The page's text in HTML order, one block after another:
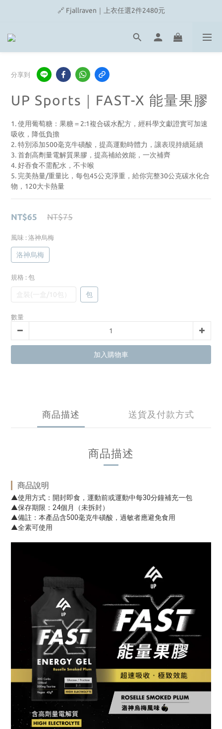
🔗 Snow Peak｜歡慶父親節滿4500即贈品牌方巾
🔗 Snow Peak｜歡慶父親節滿4500即贈品牌方巾
分享到
UP Sports｜FAST-X 能量果膠
1. 使用葡萄糖：果糖＝2:1複合碳水配方，經科學文獻證實可加速
吸收，降低負擔
2. 特別添加500毫克牛磺酸，提高運動時體力，讓表現持續延續
3. 首創高劑量電解質果膠，提高補給效能，一次補齊
4. 好吞食不需配水，不卡喉
5. 完美熱量/重量比，每包45公克淨重，給你完整30公克碳水化合
物，120大卡熱量
NT$75
NT$65
風味 : 洛神烏梅
洛神烏梅
規格 : 包
盒裝(一盒/10包） 包
數量
加入購物車
商品描述 送貨及付款方式
商品描述
商品說明
▲使用方式：開封即食，運動前或運動中每30分鐘補充一包
▲保存期限：24個月（未拆封）
▲備註：本產品含500毫克牛磺酸，過敏者應避免食用
▲全素可使用